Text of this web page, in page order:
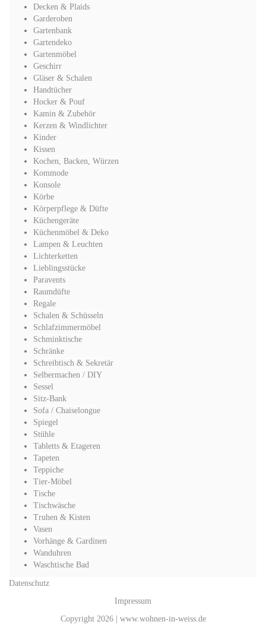
Decken & Plaids
Garderoben
Gartenbank
Gartendeko
Gartenmöbel
Geschirr
Gläser & Schalen
Handtücher
Hocker & Pouf
Kamin & Zubehör
Kerzen & Windlichter
Kinder
Kissen
Kochen, Backen, Würzen
Kommode
Konsole
Körbe
Körperpflege & Düfte
Küchengeräte
Küchenmöbel & Deko
Lampen & Leuchten
Lichterketten
Lieblingsstücke
Paravents
Raumdüfte
Regale
Schalen & Schüsseln
Schlafzimmermöbel
Schminktische
Schränke
Schreibtisch & Sekretär
Selbermachen / DIY
Sessel
Sitz-Bank
Sofa / Chaiselongue
Spiegel
Stühle
Tabletts & Etageren
Tapeten
Teppiche
Tier-Möbel
Tische
Tischwäsche
Truhen & Kisten
Vasen
Vorhänge & Gardinen
Wanduhren
Waschtische Bad
Datenschutz
Impressum
Copyright 2026 | www.wohnen-in-weiss.de